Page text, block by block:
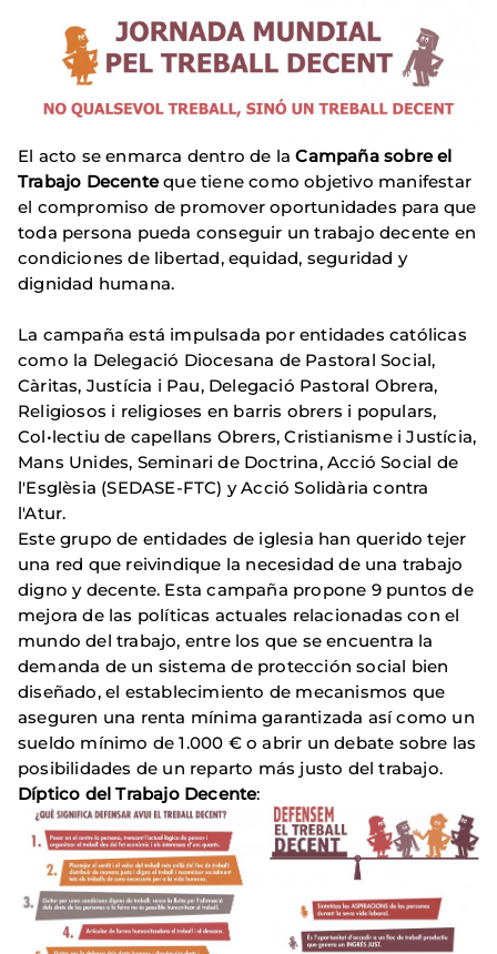
El acto se enmarca dentro de laCampaña sobre el
Trabajo Decenteque tiene como objetivo manifestar
el compromiso de promover oportunidades para que
toda persona pueda conseguir un trabajo decente en
condiciones de libertad, equidad, seguridad y
dignidad humana.
La campaña está impulsada por entidades católicas
como la Delegació Diocesana de Pastoral Social,
Càritas, Justícia i Pau, Delegació Pastoral Obrera,
Religiosos i religioses en barris obrers i populars,
Col•lectiu de capellans Obrers, Cristianisme i Justícia,
Mans Unides, Seminari de Doctrina, Acció Social de
l'Esglèsia (SEDASE-FTC) y Acció Solidària contra
l'Atur.
Este grupo de entidades de iglesia han querido tejer
una red que reivindique la necesidad de una trabajo
digno y decente. Esta campaña propone 9 puntos de
mejora de las políticas actuales relacionadas con el
mundo del trabajo, entre los que se encuentra la
demanda de un sistema de protección social bien
diseñado, el establecimiento de mecanismos que
aseguren una renta mínima garantizada así como un
sueldo mínimo de 1.000 € o abrir un debate sobre las
posibilidades de un reparto más justo del trabajo.
Díptico del Trabajo Decente: